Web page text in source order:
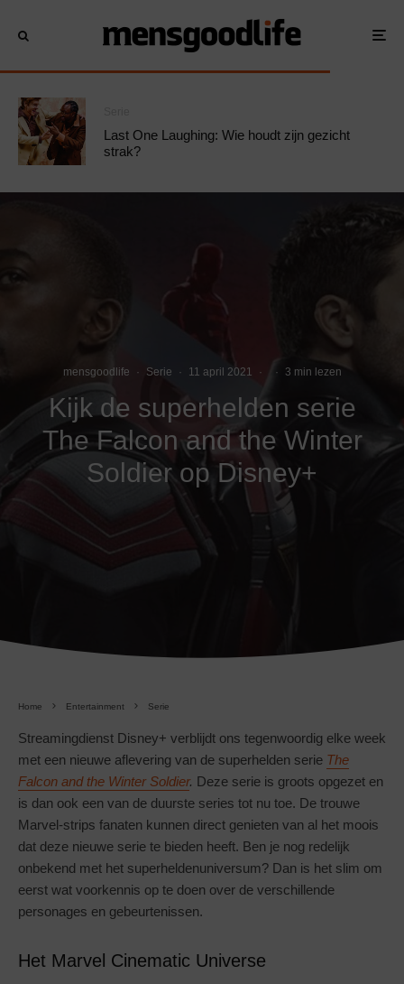
Last One Laughing: Wie houdt zijn gezicht
strak?
mensgoodlife · Serie · 11 april 2021 · · 3 min lezen
Kijk de superhelden serie
The Falcon and the Winter
Soldier op Disney+
Home Entertainment Serie
Streamingdienst Disney+ verblijdt ons tegenwoordig elke week
met een nieuwe aflevering van de superhelden serie The
Falcon and the Winter Soldier. Deze serie is groots opgezet en
is dan ook een van de duurste series tot nu toe. De trouwe
Marvel-strips fanaten kunnen direct genieten van al het moois
dat deze nieuwe serie te bieden heeft. Ben je nog redelijk
onbekend met het superheldenuniversum? Dan is het slim om
eerst wat voorkennis op te doen over de verschillende
personages en gebeurtenissen.
Het Marvel Cinematic Universe